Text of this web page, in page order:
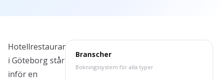
Hotellrestauranger
i Göteborg står
inför en
Branscher
Bokningssystem för alla typer